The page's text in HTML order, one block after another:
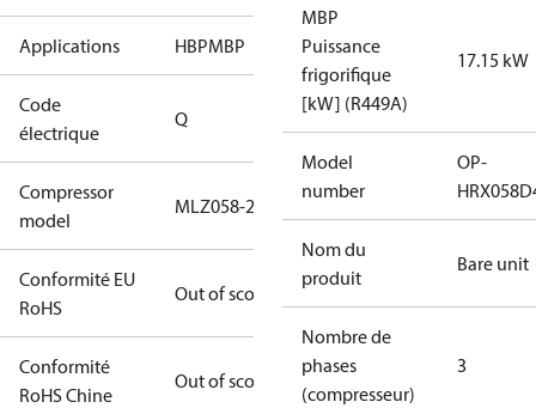
Applications HBPMBP
Code
électrique
Q
Compressor
model
MLZ058-2
Conformité EU
RoHS
Out of scope
Conformité
RoHS Chine
Out of scope
MBP
Puissance
frigorifique
[kW] (R449A)
17.15 kW
Model
number
OP-
Nom du
produit
Bare unit
Nombre de
phases
(compresseur)
3